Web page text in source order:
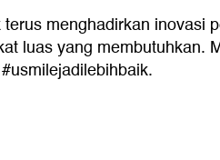
menghadirkan
luas yang